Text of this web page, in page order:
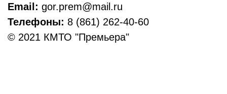
Email: gor.prem@mail.ru
Телефоны: 8 (861) 262-40-60
© 2021 КМТО "Премьера"